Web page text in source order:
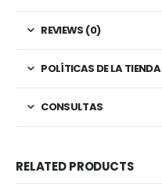
REVIEWS (0)
POLÍTICAS DE LA TIENDA
CONSULTAS
RELATED PRODUCTS